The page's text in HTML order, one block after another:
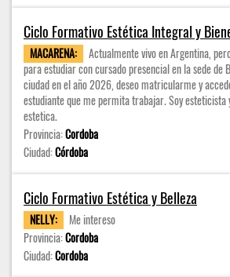
Ciclo Formativo Estética Integral y
MACARENA:
Actualmente vivo en Argentina,
para estudiar con cursado presencial en la sede de
ciudad en el año 2026, deseo matricularme y
estudiante que me permita trabajar. Soy
estetica.
Provincia:Cordoba
Ciudad:Córdoba
Ciclo Formativo Estética y Belleza
NELLY:
Me intereso
Provincia:Cordoba
Ciudad:Cordoba